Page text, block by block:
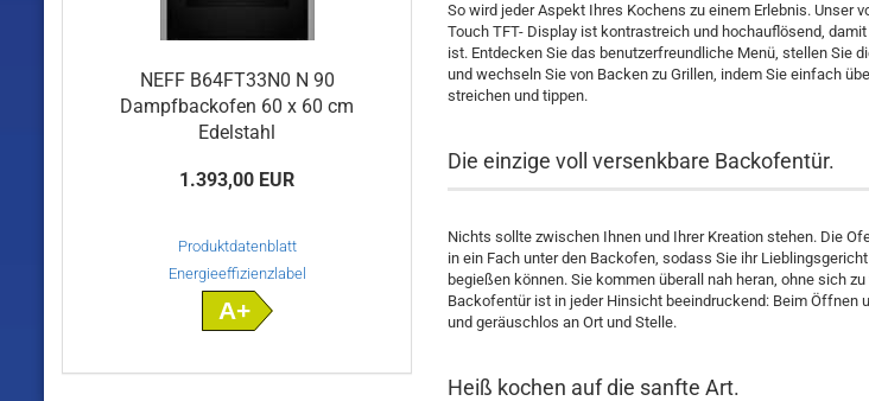
So wird jeder Aspekt Ihres Kochens zu einem Erlebnis. Unser
Touch TFT- Display ist kontrastreich und hochauflösend,
ist. Entdecken Sie das benutzerfreundliche Menü, stellen Sie
und wechseln Sie von Backen zu Grillen, indem Sie einfach
streichen und tippen.
Die einzige voll versenkbare Backofentür.
Nichts sollte zwischen Ihnen und Ihrer Kreation stehen. Die
in ein Fach unter den Backofen, sodass Sie ihr
begießen können. Sie kommen überall nah heran, ohne sich
Backofentür ist in jeder Hinsicht beeindruckend: Beim Öffnen
und geräuschlos an Ort und Stelle.
Heiß kochen auf die sanfte Art.
NEFF B64FT33N0 N 90
Dampfbackofen 60 x 60 cm
Edelstahl
1.393,00 EUR
Produktdatenblatt
Energieeffizienzlabel
A+